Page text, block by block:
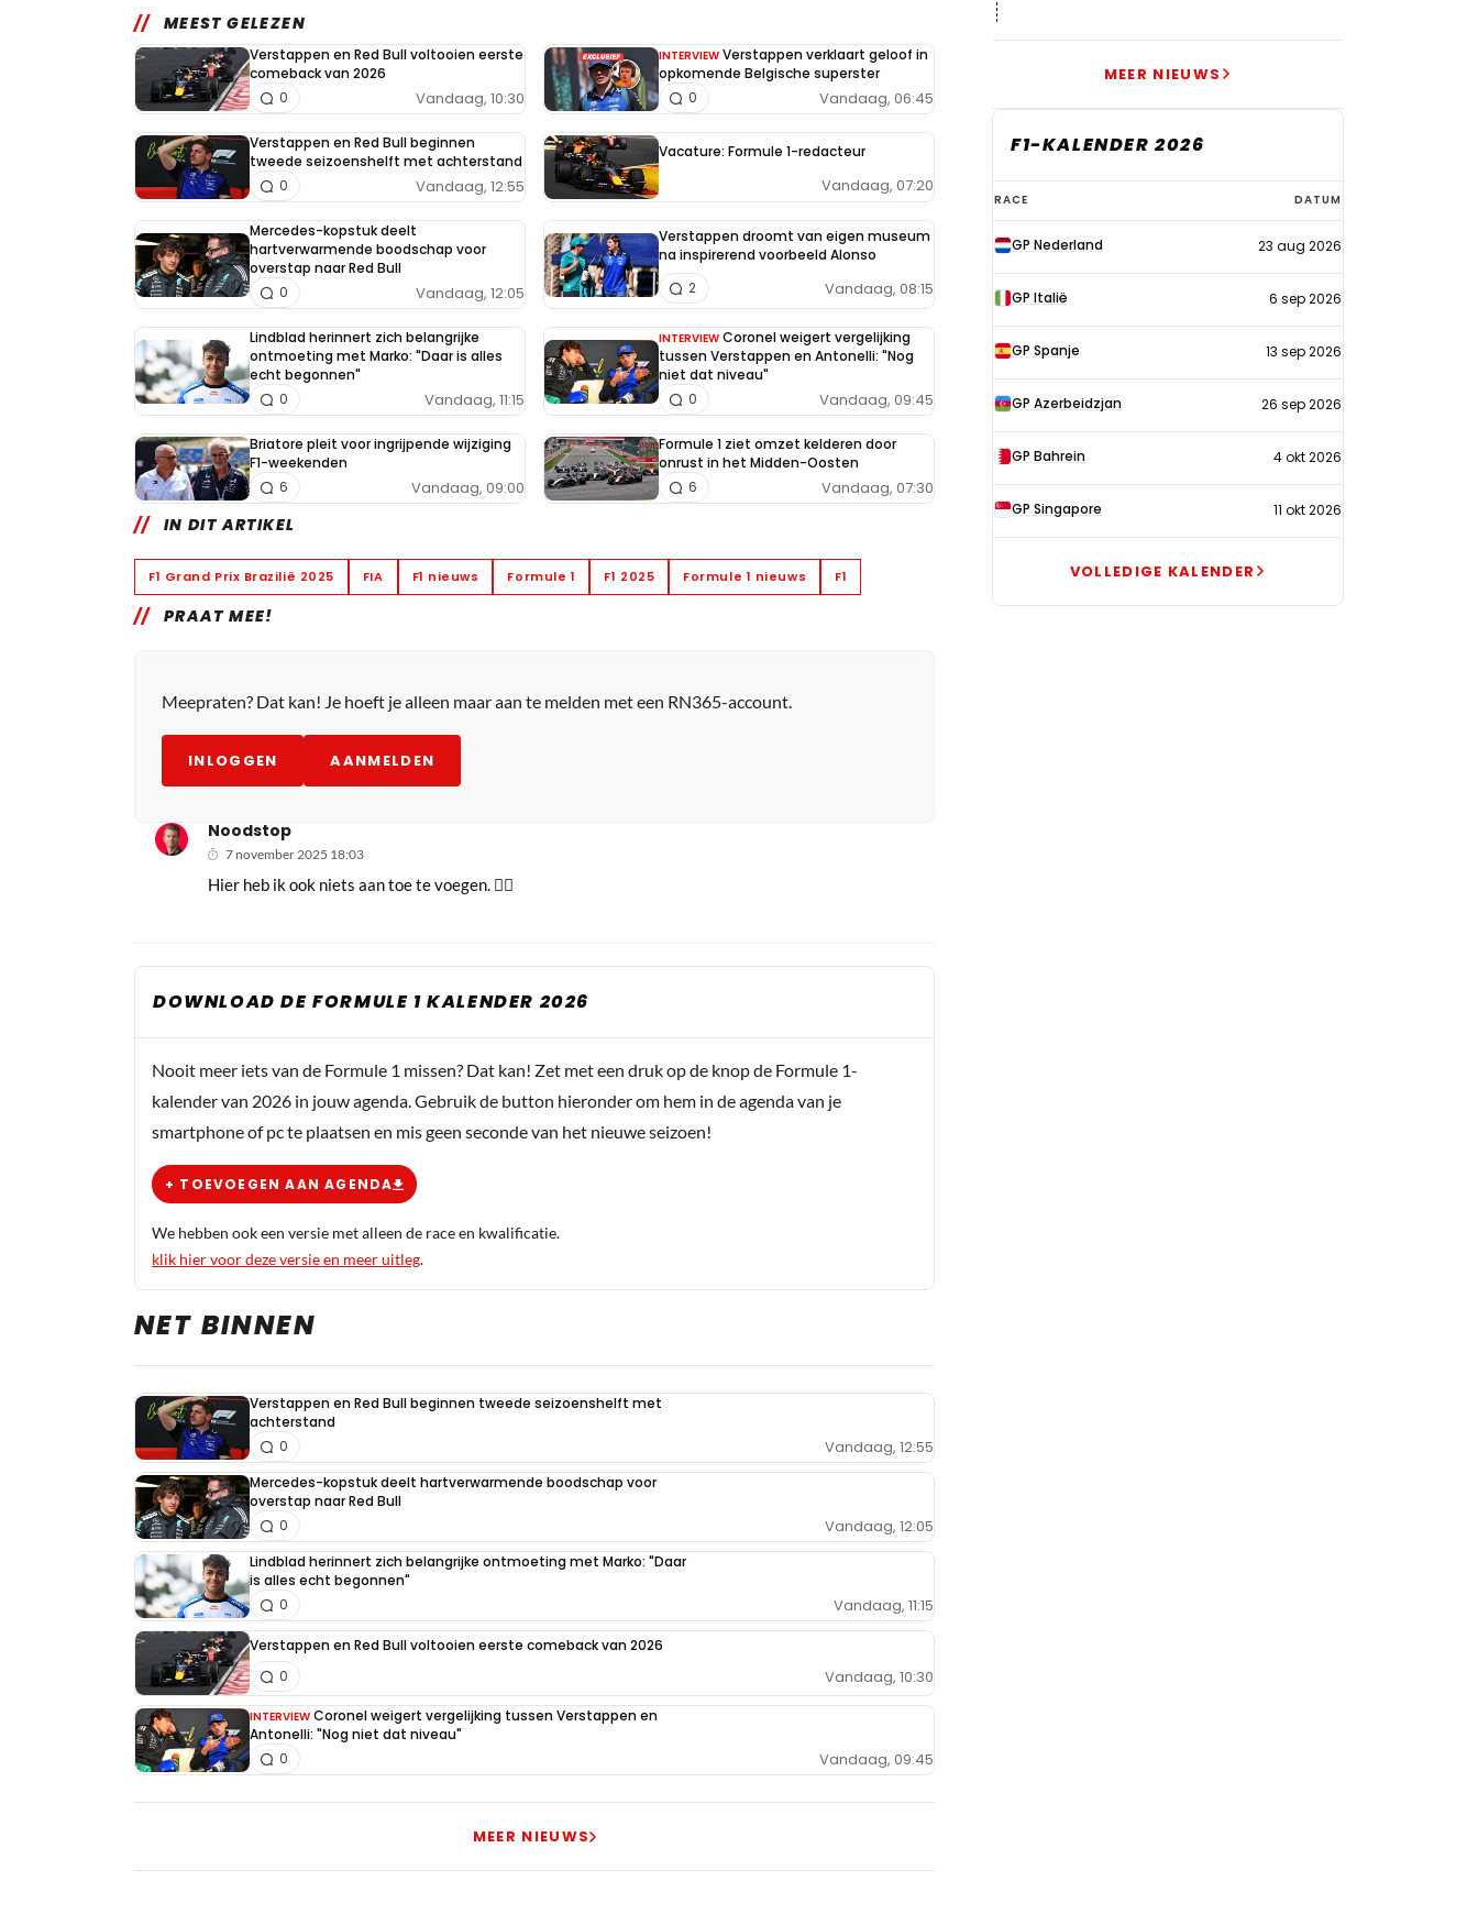
MEEST GELEZEN
Verstappen en Red Bull voltooien eerste
comeback van 2026
Vandaag, 10:30
0
INTERVIEW Verstappen verklaart geloof in
opkomende Belgische superster
Vandaag, 06:45
0
Verstappen en Red Bull beginnen
tweede seizoenshelft met achterstand
Vandaag, 12:55
0
Vacature: Formule 1-redacteur
Vandaag, 07:20
Mercedes-kopstuk deelt
hartverwarmende boodschap voor
overstap naar Red Bull
Vandaag, 12:05
0
Verstappen droomt van eigen museum
na inspirerend voorbeeld Alonso
Vandaag, 08:15
2
Lindblad herinnert zich belangrijke
ontmoeting met Marko: "Daar is alles
echt begonnen"
Vandaag, 11:15
0
INTERVIEW Coronel weigert vergelijking
tussen Verstappen en Antonelli: "Nog
niet dat niveau"
Vandaag, 09:45
0
Briatore pleit voor ingrijpende wijziging
F1-weekenden
Vandaag, 09:00
6
Formule 1 ziet omzet kelderen door
onrust in het Midden-Oosten
Vandaag, 07:30
6
IN DIT ARTIKEL
F1 Grand Prix Brazilië 2025 FIA F1 nieuws Formule 1 F1 2025 Formule 1 nieuws F1
PRAAT MEE!
Meepraten? Dat kan! Je hoeft je alleen maar aan te melden met een RN365-account.
INLOGGEN AANMELDEN
Noodstop
7 november 2025 18:03
Hier heb ik ook niets aan toe te voegen. 🤷‍♂️
DOWNLOAD DE FORMULE 1 KALENDER 2026
Nooit meer iets van de Formule 1 missen? Dat kan! Zet met een druk op de knop de Formule 1-
kalender van 2026 in jouw agenda. Gebruik de button hieronder om hem in de agenda van je
smartphone of pc te plaatsen en mis geen seconde van het nieuwe seizoen!
+ TOEVOEGEN AAN AGENDA
We hebben ook een versie met alleen de race en kwalificatie.
klik hier voor deze versie en meer uitleg.
NET BINNEN
Verstappen en Red Bull beginnen tweede seizoenshelft met
achterstand
Vandaag, 12:55
0
Mercedes-kopstuk deelt hartverwarmende boodschap voor
overstap naar Red Bull
Vandaag, 12:05
0
Lindblad herinnert zich belangrijke ontmoeting met Marko: "Daar
is alles echt begonnen"
Vandaag, 11:15
0
Verstappen en Red Bull voltooien eerste comeback van 2026
Vandaag, 10:30
0
INTERVIEW Coronel weigert vergelijking tussen Verstappen en
Antonelli: "Nog niet dat niveau"
Vandaag, 09:45
0
MEER NIEUWS
MEER NIEUWS
F1-KALENDER 2026
F1-
kalender
2026
RACE DATUM
GP Nederland 23 aug 2026
GP Italië 6 sep 2026
GP Spanje 13 sep 2026
GP Azerbeidzjan 26 sep 2026
GP Bahrein 4 okt 2026
GP Singapore 11 okt 2026
VOLLEDIGE KALENDER